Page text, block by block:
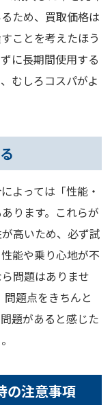
ため、買取価格は
ことを考えたほう
に長期間使用する
むしろコスパがよ
よっては「性能・
ります。これらが
高いため、必ず試
能や乗り心地が不
問題はありませ
題点をきちんと
題があると感じた
の注意事項